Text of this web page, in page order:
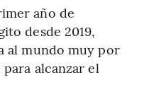
año de
desde 2019,
al mundo muy por
alcanzar el